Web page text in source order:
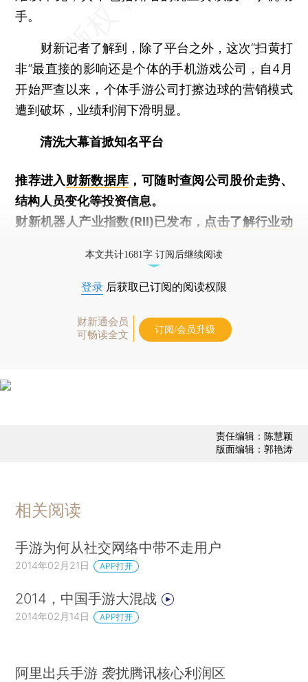
手。
财新记者了解到，除了平台之外，这次“扫黄打
非”最直接的影响还是个体的手机游戏公司，自4月
开始严查以来，个体手游公司打擦边球的营销模式
遭到破坏，业绩利润下滑明显。
清洗大幕首掀知名平台
推荐进入财新数据库 ，可随时查阅公司股价走势、
结构人员变化等投资信息。
财新机器人产业指数(RII)已发布， 点击了解行业动
本文共计1681字 订阅后继续阅读
登录 后获取已订阅的阅读权限
财新通会员
可畅读全文
订阅/会员升级
责任编辑：陈慧颖
版面编辑：郭艳涛
相关阅读
手游为何从社交网络中带不走用户
2014年02月21日 APP打开
2014，中国手游大混战
2014年02月14日 APP打开
阿里出兵手游 袭扰腾讯核心利润区